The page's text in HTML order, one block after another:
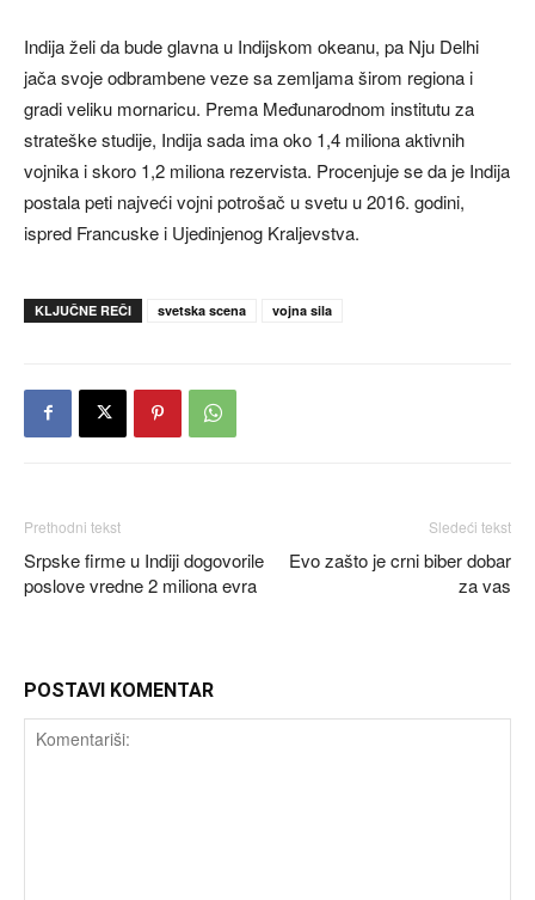
Indija želi da bude glavna u Indijskom okeanu, pa Nju Delhi
jača svoje odbrambene veze sa zemljama širom regiona i
gradi veliku mornaricu. Prema Međunarodnom institutu za
strateške studije, Indija sada ima oko 1,4 miliona aktivnih
vojnika i skoro 1,2 miliona rezervista. Procenjuje se da je Indija
postala peti najveći vojni potrošač u svetu u 2016. godini,
ispred Francuske i Ujedinjenog Kraljevstva.
KLJUČNE REČI svetska scena vojna sila
Prethodni tekst
Srpske firme u Indiji dogovorile
poslove vredne 2 miliona evra
Sledeći tekst
Evo zašto je crni biber dobar
za vas
POSTAVI KOMENTAR